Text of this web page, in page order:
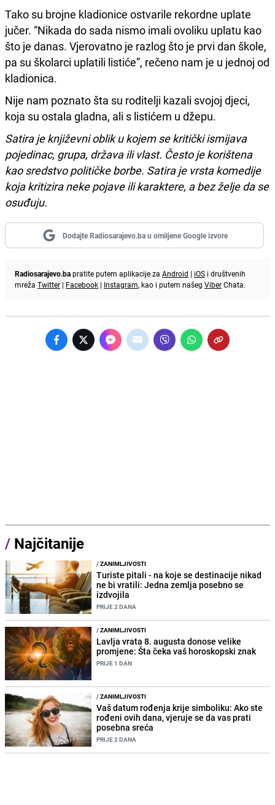
Tako su brojne kladionice ostvarile rekordne uplate
jučer. “Nikada do sada nismo imali ovoliku uplatu kao
što je danas. Vjerovatno je razlog što je prvi dan škole,
pa su školarci uplatili listiće”, rečeno nam je u jednoj od
kladionica.
Nije nam poznato šta su roditelji kazali svojoj djeci,
koja su ostala gladna, ali s listićem u džepu.
Satira je književni oblik u kojem se kritički ismijava
pojedinac, grupa, država ili vlast. Često je korištena
kao sredstvo političke borbe. Satira je vrsta komedije
koja kritizira neke pojave ili karaktere, a bez želje da se
osuđuju.
Dodajte Radiosarajevo.ba u omiljene Google izvore
Radiosarajevo.bapratite putem aplikacije za Android | iOS i društvenih
mreža Twitter | Facebook | Instagram, kao i putem našeg ViberChata.
/ Najčitanije
/ZANIMLJIVOSTI
Turiste pitali - na koje se destinacije nikad
ne bi vratili: Jedna zemlja posebno se
izdvojila
PRIJE 2 DANA
/ZANIMLJIVOSTI
Lavlja vrata 8. augusta donose velike
promjene: Šta čeka vaš horoskopski znak
PRIJE 1 DAN
/ZANIMLJIVOSTI
Vaš datum rođenja krije simboliku: Ako ste
rođeni ovih dana, vjeruje se da vas prati
posebna sreća
PRIJE 2 DANA